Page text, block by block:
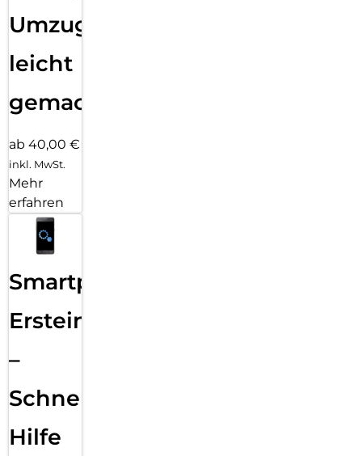
Umzug
leicht
gemacht!
ab 40,00 €
inkl. MwSt.
Mehr
erfahren
Smartphone
Ersteinrichtung
–
Schnelle
Hilfe